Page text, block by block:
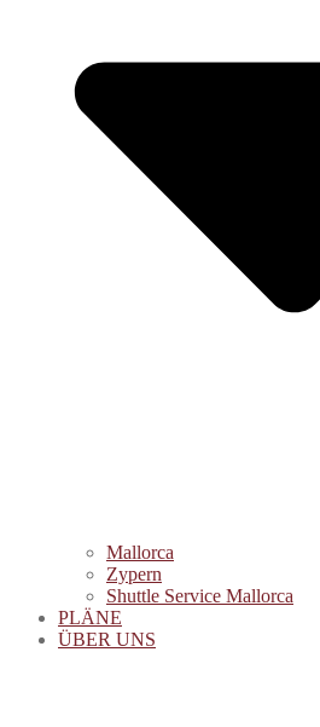
Mallorca
Zypern
Shuttle Service Mallorca
PLÄNE
ÜBER UNS